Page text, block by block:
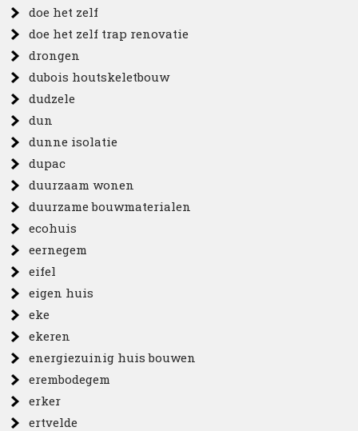
doe het zelf
doe het zelf trap renovatie
drongen
dubois houtskeletbouw
dudzele
dun
dunne isolatie
dupac
duurzaam wonen
duurzame bouwmaterialen
ecohuis
eernegem
eifel
eigen huis
eke
ekeren
energiezuinig huis bouwen
erembodegem
erker
ertvelde